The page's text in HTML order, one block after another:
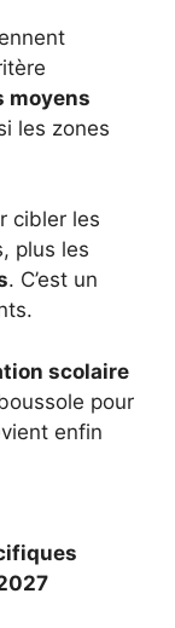
moyens
les zones
cibler les
plus les
. C’est un
scolaire
pour
enfin